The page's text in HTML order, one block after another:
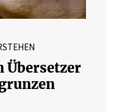
Übersetzer